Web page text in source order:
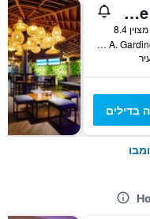
Cinnamon Lakeside Colombo
מצוין 8.4
115, C. A. Gardiner Mawatha, קולומבו, סרי לנקה
בדילים